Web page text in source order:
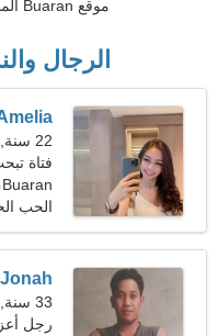
موقع Buaran المجاني للسكان المحليين والأجانب والسياح.
الرجال
22 سنة, برج الحوت
فتاة
Buaran، إندونيسيا
الحب
Jonah
33 سنة, الأسد
رجل